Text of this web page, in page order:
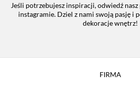
Jeśli potrzebujesz inspiracji, odwiedź
instagramie. Dziel z nami swoją pasję i
dekoracje wnętrz!
FIRMA